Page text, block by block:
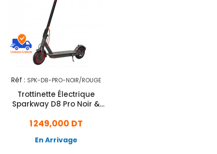
Réf : SPK-D8-PRO-NOIR/ROUGE
Trottinette Électrique
Sparkway D8 Pro Noir &
1 249,000 DT
En Arrivage